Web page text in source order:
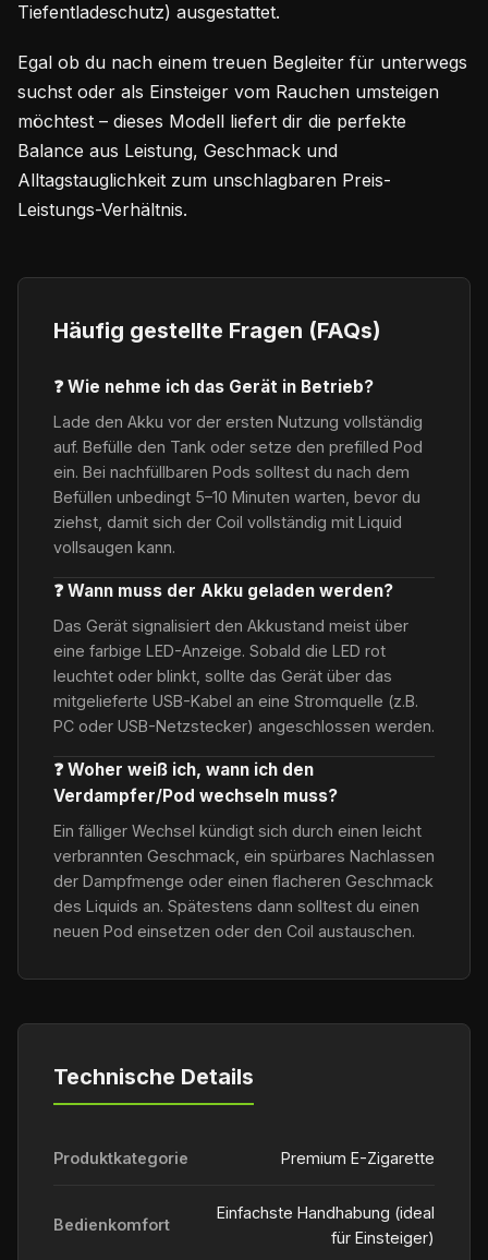
Tiefentladeschutz) ausgestattet.
Egal ob du nach einem treuen Begleiter für unterwegs
suchst oder als Einsteiger vom Rauchen umsteigen
möchtest – dieses Modell liefert dir die perfekte
Balance aus Leistung, Geschmack und
Alltagstauglichkeit zum unschlagbaren Preis-
Leistungs-Verhältnis.
Häufig gestellte Fragen (FAQs)
❓ Wie nehme ich das Gerät in Betrieb?
Lade den Akku vor der ersten Nutzung vollständig
auf. Befülle den Tank oder setze den prefilled Pod
ein. Bei nachfüllbaren Pods solltest du nach dem
Befüllen unbedingt 5–10 Minuten warten, bevor du
ziehst, damit sich der Coil vollständig mit Liquid
vollsaugen kann.
❓ Wann muss der Akku geladen werden?
Das Gerät signalisiert den Akkustand meist über
eine farbige LED-Anzeige. Sobald die LED rot
leuchtet oder blinkt, sollte das Gerät über das
mitgelieferte USB-Kabel an eine Stromquelle (z.B.
PC oder USB-Netzstecker) angeschlossen werden.
❓ Woher weiß ich, wann ich den
Verdampfer/Pod wechseln muss?
Ein fälliger Wechsel kündigt sich durch einen leicht
verbrannten Geschmack, ein spürbares Nachlassen
der Dampfmenge oder einen flacheren Geschmack
des Liquids an. Spätestens dann solltest du einen
neuen Pod einsetzen oder den Coil austauschen.
Technische Details
Produktkategorie Premium E-Zigarette
Bedienkomfort
Einfachste Handhabung (ideal
für Einsteiger)